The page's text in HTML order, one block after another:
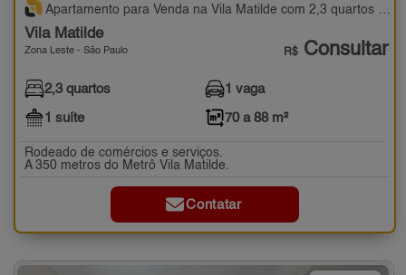
Apartamento para Venda na Vila Matilde com 2,3 quartos - 70 a 88 m²
Vila Matilde
Zona Leste - São Paulo R$ Consultar
2,3 quartos
1 suíte
1 vaga
70 a 88 m²
Rodeado de comércios e serviços.
A 350 metros do Metrô Vila Matilde.
Contatar